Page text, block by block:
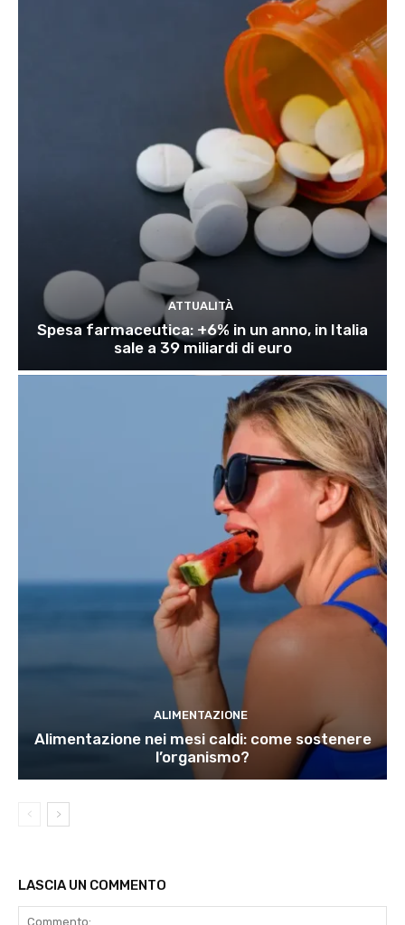
ATTUALITÀ
Spesa farmaceutica: +6% in un anno, in Italia
sale a 39 miliardi di euro
ALIMENTAZIONE
Alimentazione nei mesi caldi: come sostenere
l’organismo?
LASCIA UN COMMENTO